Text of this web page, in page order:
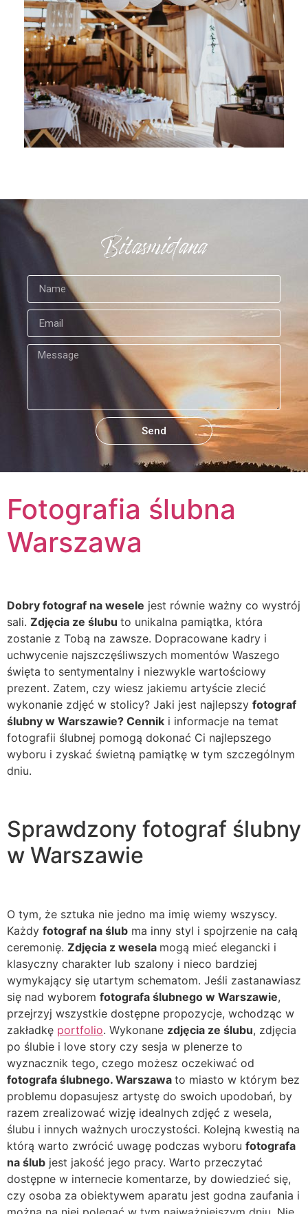
Send
Fotografia ślubna
Warszawa
Dobry fotograf na wesele jest równie ważny co wystrój
sali. Zdjęcia ze ślubu to unikalna pamiątka, która
zostanie z Tobą na zawsze. Dopracowane kadry i
uchwycenie najszczęśliwszych momentów Waszego
święta to sentymentalny i niezwykle wartościowy
prezent. Zatem, czy wiesz jakiemu artyście zlecić
wykonanie zdjęć w stolicy? Jaki jest najlepszy fotograf
ślubny w Warszawie? Cennik i informacje na temat
fotografii ślubnej pomogą dokonać Ci najlepszego
wyboru i zyskać świetną pamiątkę w tym szczególnym
dniu.
Sprawdzony fotograf ślubny
w Warszawie
O tym, że sztuka nie jedno ma imię wiemy wszyscy.
Każdy fotograf na ślub ma inny styl i spojrzenie na całą
ceremonię. Zdjęcia z wesela mogą mieć elegancki i
klasyczny charakter lub szalony i nieco bardziej
wymykający się utartym schematom. Jeśli zastanawiasz
się nad wyborem fotografa ślubnego w Warszawie,
przejrzyj wszystkie dostępne propozycje, wchodząc w
zakładkę portfolio. Wykonane zdjęcia ze ślubu, zdjęcia
po ślubie i love story czy sesja w plenerze to
wyznacznik tego, czego możesz oczekiwać od
fotografa ślubnego. Warszawa to miasto w którym bez
problemu dopasujesz artystę do swoich upodobań, by
razem zrealizować wizję idealnych zdjęć z wesela,
ślubu i innych ważnych uroczystości. Kolejną kwestią na
którą warto zwrócić uwagę podczas wyboru fotografa
na ślub jest jakość jego pracy. Warto przeczytać
dostępne w internecie komentarze, by dowiedzieć się,
czy osoba za obiektywem aparatu jest godna zaufania i